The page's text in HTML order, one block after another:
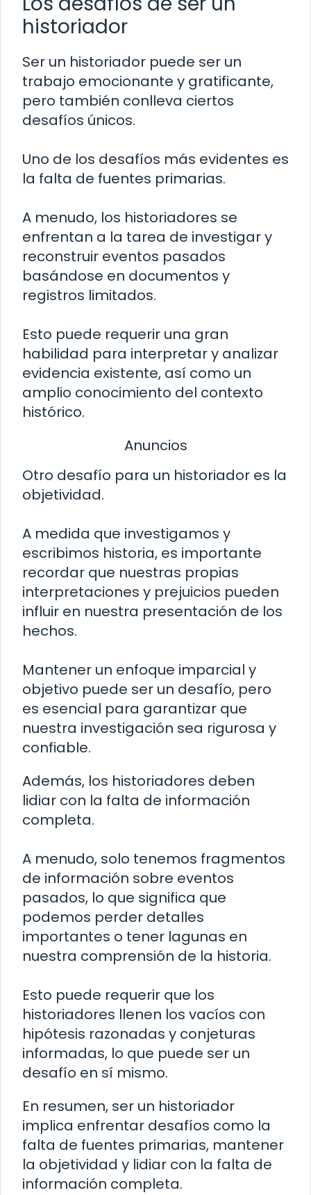
historiador
Ser un historiador puede ser un
trabajo emocionante y gratificante,
pero también conlleva ciertos
desafíos únicos.
Uno de los desafíos más evidentes es
la falta de fuentes primarias.
A menudo, los historiadores se
enfrentan a la tarea de investigar y
reconstruir eventos pasados ​​
basándose en documentos y
registros limitados.
Esto puede requerir una gran
habilidad para interpretar y analizar
evidencia existente, así como un
amplio conocimiento del contexto
histórico.
Anuncios
Otro desafío para un historiador es la
objetividad.
A medida que investigamos y
escribimos historia, es importante
recordar que nuestras propias
interpretaciones y prejuicios pueden
influir en nuestra presentación de los
hechos.
Mantener un enfoque imparcial y
objetivo puede ser un desafío, pero
es esencial para garantizar que
nuestra investigación sea rigurosa y
confiable.
Además, los historiadores deben
lidiar con la falta de información
completa.
A menudo, solo tenemos fragmentos
de información sobre eventos
pasados, lo que significa que
podemos perder detalles
importantes o tener lagunas en
nuestra comprensión de la historia.
Esto puede requerir que los
historiadores llenen los vacíos con
hipótesis razonadas y conjeturas
informadas, lo que puede ser un
desafío en sí mismo.
En resumen, ser un historiador
implica enfrentar desafíos como la
falta de fuentes primarias, mantener
la objetividad y lidiar con la falta de
información completa.